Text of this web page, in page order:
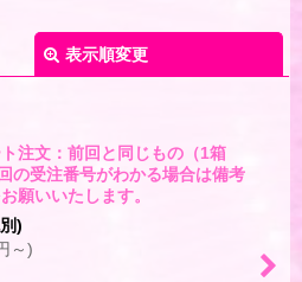
表示順変更
絞り込む
注文：前回と同じもの（1箱
の受注番号がわかる場合は備考
願いいたします。
)
～)